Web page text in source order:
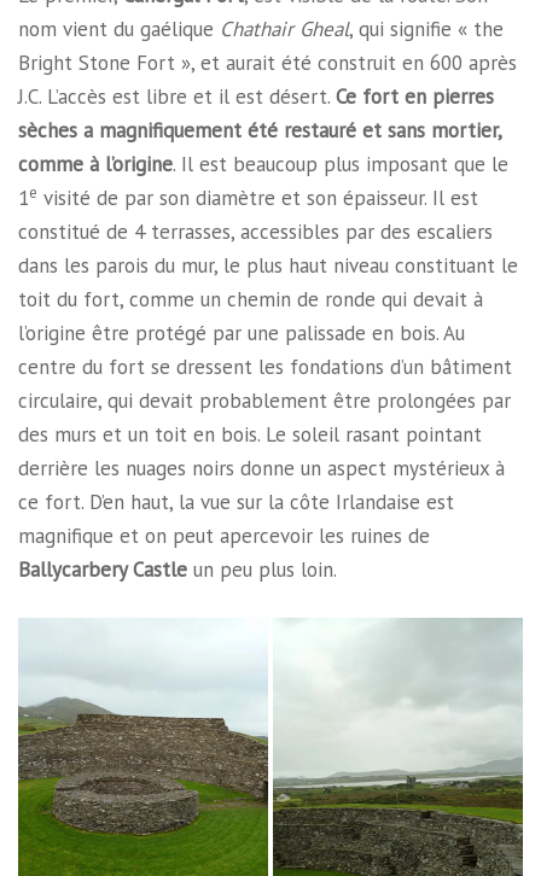
nom vient du gaélique Chathair Gheal, qui signifie « the
Bright Stone Fort », et aurait été construit en 600 après
J.C. L’accès est libre et il est désert. Ce fort en pierres
sèches a magnifiquement été restauré et sans mortier,
comme à l’origine. Il est beaucoup plus imposant que le
1e visité de par son diamètre et son épaisseur. Il est
constitué de 4 terrasses, accessibles par des escaliers
dans les parois du mur, le plus haut niveau constituant le
toit du fort, comme un chemin de ronde qui devait à
l’origine être protégé par une palissade en bois. Au
centre du fort se dressent les fondations d’un bâtiment
circulaire, qui devait probablement être prolongées par
des murs et un toit en bois. Le soleil rasant pointant
derrière les nuages noirs donne un aspect mystérieux à
ce fort. D’en haut, la vue sur la côte Irlandaise est
magnifique et on peut apercevoir les ruines de
Ballycarbery Castle un peu plus loin.